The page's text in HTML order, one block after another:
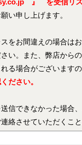
』 を受信リス
願い申し上げます。
をお間違えの場合は
い。また、弊店から
る場合がございますの
ださい。
信できなかった場合
絡させていただくこと